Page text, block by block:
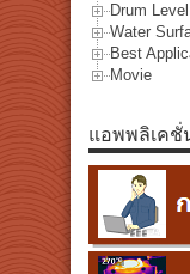
Drum
Water
Best
Movie
แอพพลิเคชั่